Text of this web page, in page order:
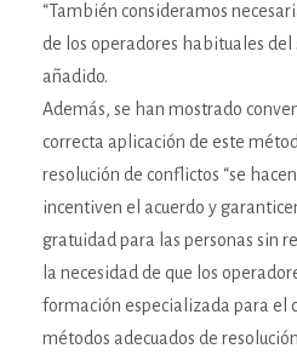
“También consideramos
de los operadores habituales del
añadido.
Además, se han mostrado
correcta aplicación de este
resolución de conflictos “se
incentiven el acuerdo y
gratuidad para las personas sin
la necesidad de que los
formación especializada para el
métodos adecuados de